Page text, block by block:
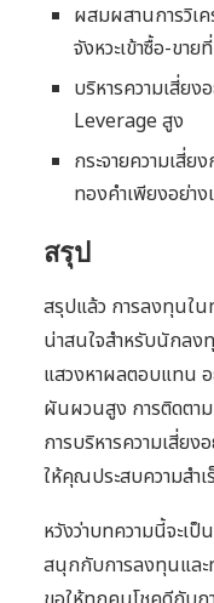
ผสมผสานการวิเ
จังหวะเข้าซื้อ-ขาย
บริหารความเสี่ย
Leverage สูง
กระจายความเสี่ย
ทองคำเพียงอย่าง
สรุป
สรุปแล้ว การลงทุนใ
น่าสนใจสำหรับนักลง
แสวงหาผลตอบแทน อ
ผันผวนสูง การติดตาม
การบริหารความเสี่ย
ให้คุณประสบความสำ
หวังว่าบทความนี้จะเ
สนุกกับการลงทุนและท